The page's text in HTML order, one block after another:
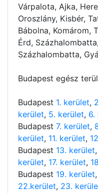
Várpalota, Ajka,
Oroszlány, Kisbér,
Bábolna, Komárom,
Érd,
Százhalombatta,
Budapest egész
Budapest 1. kerület,
kerület, 5. kerület, 6.
Budapest 7. kerület,
kerület, 11. kerület,
Budapest 13. kerület,
kerület, 17. kerület,
Budapest 19. kerület,
22.kerület, 23.